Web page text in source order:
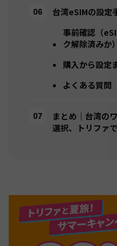
台湾eSIMの設定
事前確認（
ク解除済みか）
購入から設定
よくある質問
まとめ｜台湾の
選択、トリファ